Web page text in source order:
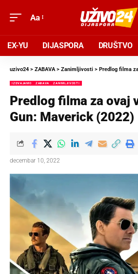
Aa
EX-YU DIJASPORA DRUŠTVO
uzivo24 > ZABAVA> Zanimljivosti > Predlog filma za
IZDVAJAMO ZABAVA ZANIMLJIVOSTI
Predlog filma za ovaj
Gun: Maverick (2022)
decembar 10, 2022